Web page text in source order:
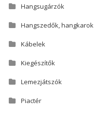
Hangsugárzók
Hangszedők, hangkarok
Kábelek
Kiegészítők
Lemezjátszók
Piactér